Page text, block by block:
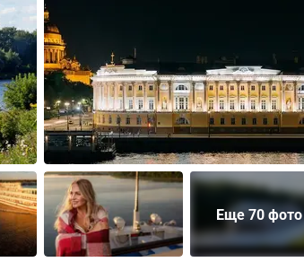
Еще 70 фото